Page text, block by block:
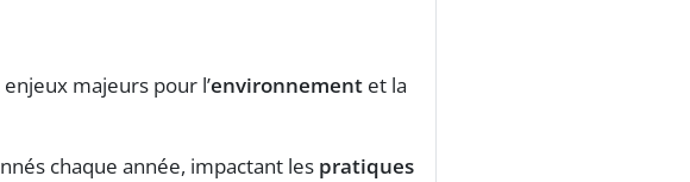
enjeux majeurs pour l’environnement et la
chaque année, impactant les pratiques